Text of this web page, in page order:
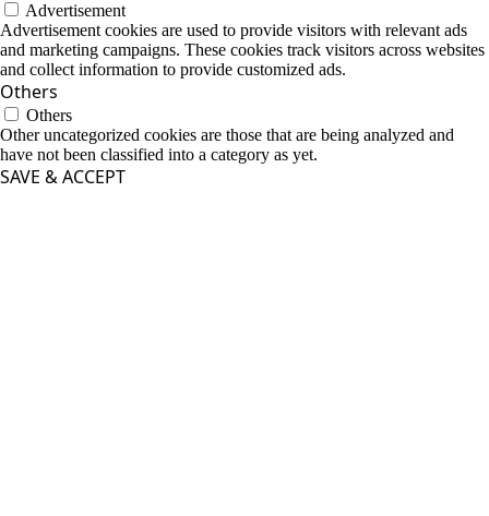
Advertisement
Advertisement cookies are used to provide visitors with relevant ads
and marketing campaigns. These cookies track visitors across websites
and collect information to provide customized ads.
Others
Others
Other uncategorized cookies are those that are being analyzed and
have not been classified into a category as yet.
SAVE & ACCEPT